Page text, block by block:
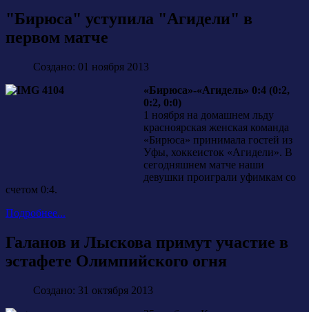
"Бирюса" уступила "Агидели" в
первом матче
Создано: 01 ноября 2013
«Бирюса»-«Агидель» 0:4 (0:2,
0:2, 0:0)
1 ноября на домашнем льду
красноярская женская команда
«Бирюса» принимала гостей из
Уфы, хоккеисток «Агидели». В
сегодняшнем матче наши
девушки проиграли уфимкам со
счетом 0:4.
Подробнее...
Галанов и Лыскова примут участие в
эстафете Олимпийского огня
Создано: 31 октября 2013